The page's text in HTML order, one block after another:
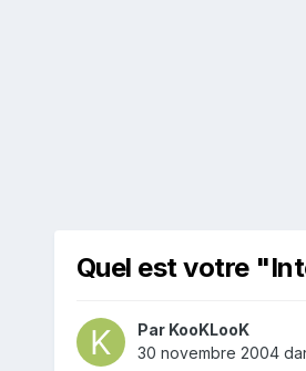
Quel est votre
Par KooKLooK
30 novembre 2004